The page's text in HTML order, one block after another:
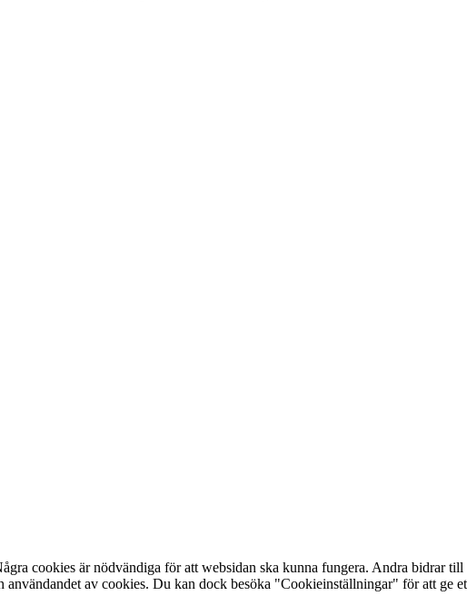
cookies är nödvändiga för att websidan ska kunna fungera. Andra bidrar
av cookies. Du kan dock besöka "Cookieinställningar" för att ge